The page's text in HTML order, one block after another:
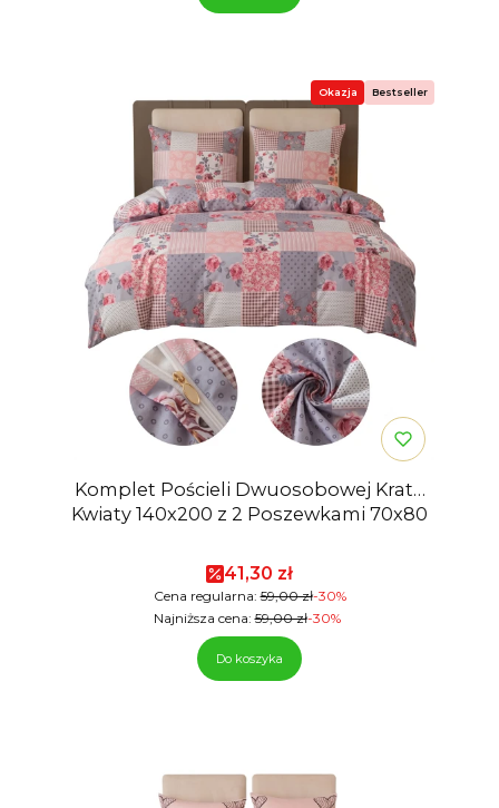
Okazja Bestseller
Komplet Pościeli Dwuosobowej Krata
Kwiaty 140x200 z 2 Poszewkami 70x80
Cena promocyjna
41,30 zł
Cena regularna: 59,00 zł-30%
Najniższa cena: 59,00 zł-30%
Do koszyka